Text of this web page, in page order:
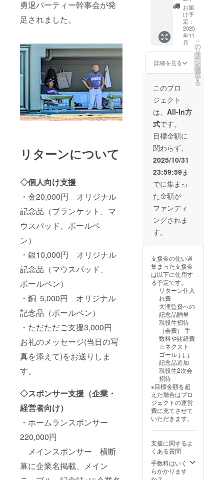
勇退パーティー幹事会が発
足されました。
リターンについて
◇個人向け支援
・金20,000円 オリジナル
記念品（ブランケット、マ
ウスパッド、ボールペ
ン）
・銀10,000円 オリジナル
記念品（マウスパッド、
ボールペン）
・銅 5,000円 オリジナル
記念品（ボールペン）
・ただただご支援3,000円
お礼のメッセージ(当日の写
真を添えて)をお送りしま
す。
◇スポンサー支援（企業・
経営者向け）
・ホームランスポンサー
220,000円
メインスポンサー 横断
幕に企業名掲載、メイン
提出を
お願い
いたし
ます。
※注意事
項：支
援時、
必ず備
希望さ
れるお
名前を
ご記入
くださ
い。
：
ロゴや
バナー
などの
画像の
受け渡
しにつ
いて
は、プ
ロジェ
クト終
する
メール
をご確
認くだ
さい。
ド、
ボール
ペンは
KOMAZ
AWA版
Hokuyo
版から
お選び
くださ
い。 ・
掲載期
間：
2025年
11月29
日のみ
掲載。
・掲載
方法：
文字や
ロゴの
提出を
お願い
いたし
ます。
※注意事
項：支
援時、
掲載を
れるお
名前を
ご記入
くださ
い。
：
ロゴや
バナー
などの
画像の
受け渡
しにつ
いて
は、プ
クト終
了後に
お送り
する
メール
をご確
さい。
いただ
きます
ことを
ご了承
くださ
い。 ◆
出席者
へ企業
PR(パン
フレッ
ト等配
布) ◆オ
リジナ
ル記念
品各5個
（ブラ
ンケッ
ト、マ
ウス
パッ
ド、
ボール
ペン）
※マウス
パッ
ド、
ボール
ペンは
と
版から
お選び
くださ
い。 ・
掲載期
2025年
11月29
日のみ
掲載。
・掲載
方法：
文字や
ロゴの
提出を
いたし
ます。
※注意事
項：支
援時、
必ず備
掲載を
希望さ
れるお
名前を
ご記入
ル・記
念誌に
企業名
掲載(大)
※記念誌
への掲
載は、
記念誌
作成の
都合上
10/9(木)
までに
ご支援
いただ
いた企
業様と
させて
いただ
きます
ことを
ご了承
くださ
い。 ◆
出席者
へ企業
PR(パン
フレッ
ト等配
ル記念
（ブラ
ンケッ
ト、マ
ウス
パッ
ボール
ペン）
※マウス
パッ
ド、
ボール
ペンは
KOMAZ
AWA版
Hokuyo
版から
お選び
くださ
い。 ・
掲載期
2025年
11月29
日のみ
掲載。
・掲載
お届
け予
定：
2025
年11
月
詳細を見る
こ
の
リ
タ
ー
ン
を
選
択
す
る
このプロ
ジェクト
は、 All-In方
式です。
目標金額に
関わらず、
2025/10/31
23:59:59ま
でに集まっ
た金額が
ファンディ
ングされま
す。
支援金の使い道
集まった支援金
は以下に使用す
る予定です。
リターン仕入
れ費
大滝監督への
記念品贈呈
現役生招待
（会費） 手
数料や諸経費
☆ネクスト
ゴール↓↓↓
記念品追加
現役生2次会
招待
※目標金額を超
えた場合はプロ
ジェクトの運営
費に充てさせて
いただきます。
支援に関するよ
くある質問
手数料はいく
らかかります